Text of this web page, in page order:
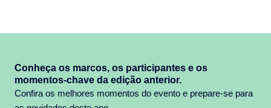
Conheça os marcos, os participantes e os
momentos-chave da edição anterior.
Confira os melhores momentos do evento e prepare-se para